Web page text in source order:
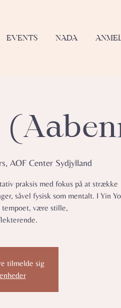
EVENTS NADA
AOF Center Sydjylland
praksis med fokus på at strække
såvel fysisk som mentalt. I Yin
være stille,
tilmelde sig